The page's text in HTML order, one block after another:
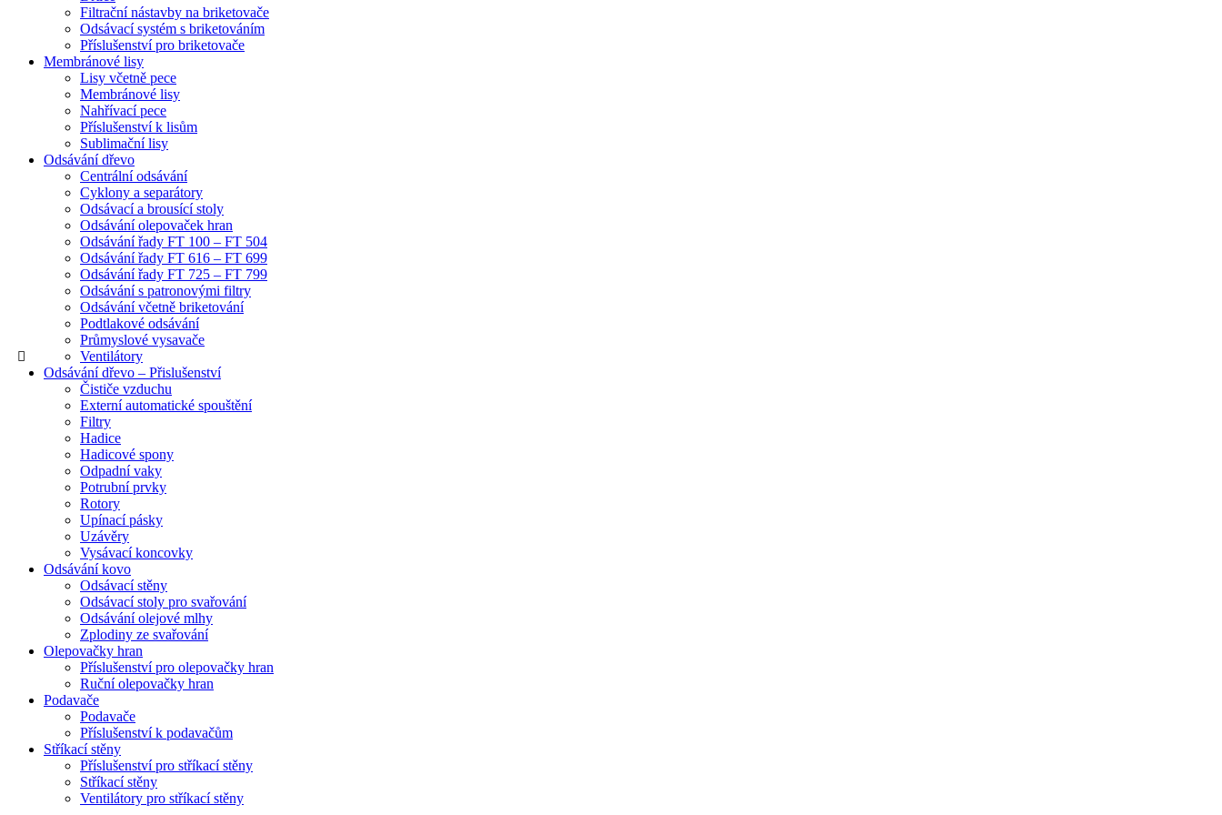
Filtrační nástavby na briketovače
Odsávací systém s briketováním
Příslušenství pro briketovače
Membránové lisy
Lisy včetně pece
Membránové lisy
Nahřívací pece
Příslušenství k lisům
Sublimační lisy
Odsávání dřevo
Centrální odsávání
Cyklony a separátory
Odsávací a brousící stoly
Odsávání olepovaček hran
Odsávání řady FT 100 – FT 504
Odsávání řady FT 616 – FT 699
Odsávání řady FT 725 – FT 799
Odsávání s patronovými filtry
Odsávání včetně briketování
Podtlakové odsávání
Průmyslové vysavače
Ventilátory
Odsávání dřevo – Přislušenství
Čističe vzduchu
Externí automatické spouštění
Filtry
Hadice
Hadicové spony
Odpadní vaky
Potrubní prvky
Rotory
Upínací pásky
Uzávěry
Vysávací koncovky
Odsávání kovo
Odsávací stěny
Odsávací stoly pro svařování
Odsávání olejové mlhy
Zplodiny ze svařování
Olepovačky hran
Příslušenství pro olepovačky hran
Ruční olepovačky hran
Podavače
Podavače
Příslušenství k podavačům
Stříkací stěny
Příslušenství pro stříkací stěny
Stříkací stěny
Ventilátory pro stříkací stěny